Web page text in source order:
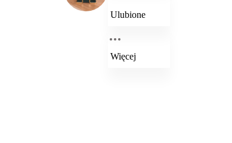
Ulubione
Więcej